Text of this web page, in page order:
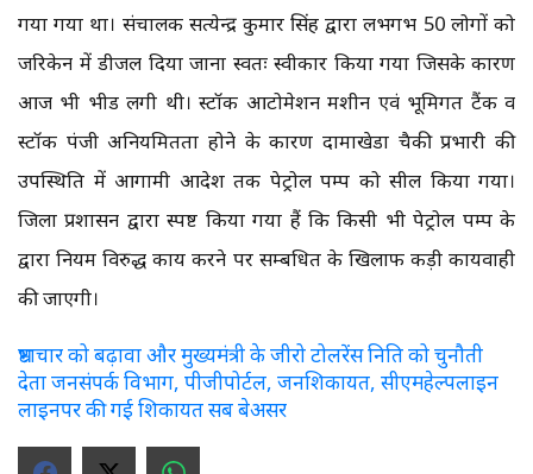
गया गया था। संचालक सत्येन्द्र कुमार सिंह द्वारा लभगभ 50 लोगों को
जरिकेन में डीजल दिया जाना स्वतः स्वीकार किया गया जिसके कारण
आज भी भीड लगी थी। स्टॉक आटोमेशन मशीन एवं भूमिगत टैंक व
स्टॉक पंजी अनियमितता होने के कारण दामाखेडा चैकी प्रभारी की
उपस्थिति में आगामी आदेश तक पेट्रोल पम्प को सील किया गया।
जिला प्रशासन द्वारा स्पष्ट किया गया हैं कि किसी भी पेट्रोल पम्प के
द्वारा नियम विरुद्ध कार्य करने पर सम्बधित के खिलाफ कड़ी कार्यवाही
की जाएगी।
भ्रष्टाचार को बढ़ावा और मुख्यमंत्री के जीरो टोलरेंस निति को चुनौती
देता जनसंपर्क विभाग, पीजीपोर्टल, जनशिकायत, सीएमहेल्पलाइन
लाइनपर की गई शिकायत सब बेअसर